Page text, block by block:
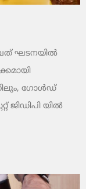
ഘടനയിൽ
ഗോൾഡ്
ജിഡിപി യിൽ